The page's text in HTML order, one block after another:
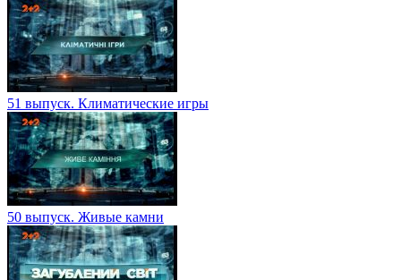
51 выпуск. Климатические игры
50 выпуск. Живые камни